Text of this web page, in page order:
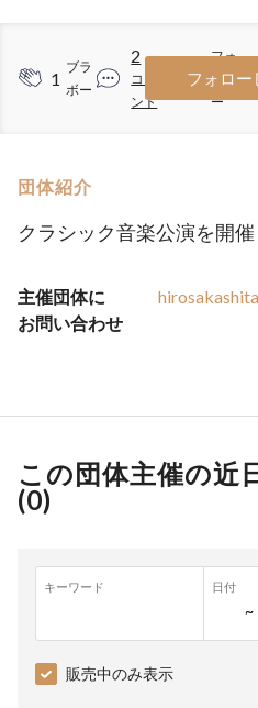
1
ブラ
ボー
2
コメ
ント
8
フォ
ロワ
ー
フォロー
団体紹介
クラシック音楽公演を開
主催団体に
お問い合わせ
この団体主催の近
(0)
キーワード 日付
~
販売中のみ表示